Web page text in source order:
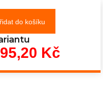
do košíku
Kč